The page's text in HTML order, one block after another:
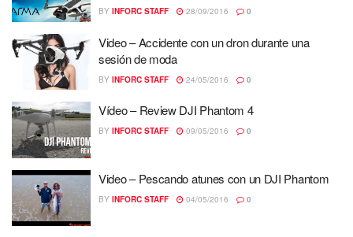
BY INFORC STAFF 28/09/2016 0
Video – Accidente con un dron durante una
sesión de moda
BY INFORC STAFF 24/05/2016 0
Vídeo – Review DJI Phantom 4
BY INFORC STAFF 09/05/2016 0
Video – Pescando atunes con un DJI Phantom
BY INFORC STAFF 04/05/2016 0